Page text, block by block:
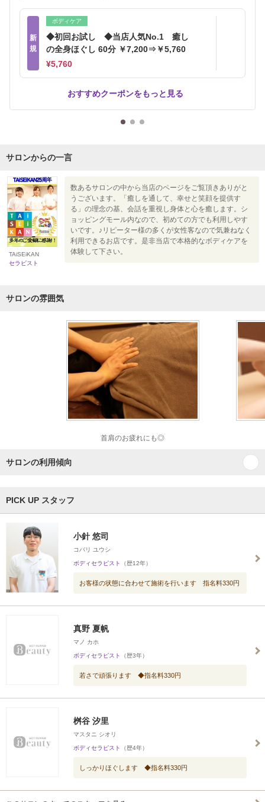
新
規
ボディケア
◆初回お試し ◆当店人気No.1 癒し
の全身ほぐし 60分 ￥7,200⇒￥5,760
¥5,760
おすすめクーポンをもっと見る
サロンからの一言
TAiSEiKAN
セラピスト
数あるサロンの中から当店のページをご覧頂きありがと
うございます。「癒しを通して、幸せと笑顔を提供す
る」の理念の基、会話を重視し身体と心を癒します。シ
ョッピングモール内なので、初めての方でも利用しやす
いです。♪リピーター様の多くが女性客なので気兼ねなく
利用できるお店です。是非当店で本格的なボディケアを
体験して下さい。
サロンの雰囲気
首肩のお疲れにも◎
サロンの利用傾向
PICK UP スタッフ
小針 悠司
コバリ ユウシ
ボディセラピスト （歴12年）
お客様の状態に合わせて施術を行います 指名料330円
真野 夏帆
マノ カホ
ボディセラピスト （歴3年）
若さで頑張ります ◆指名料330円
桝谷 汐里
マスタニ シオリ
ボディセラピスト （歴4年）
しっかりほぐします ◆指名料330円